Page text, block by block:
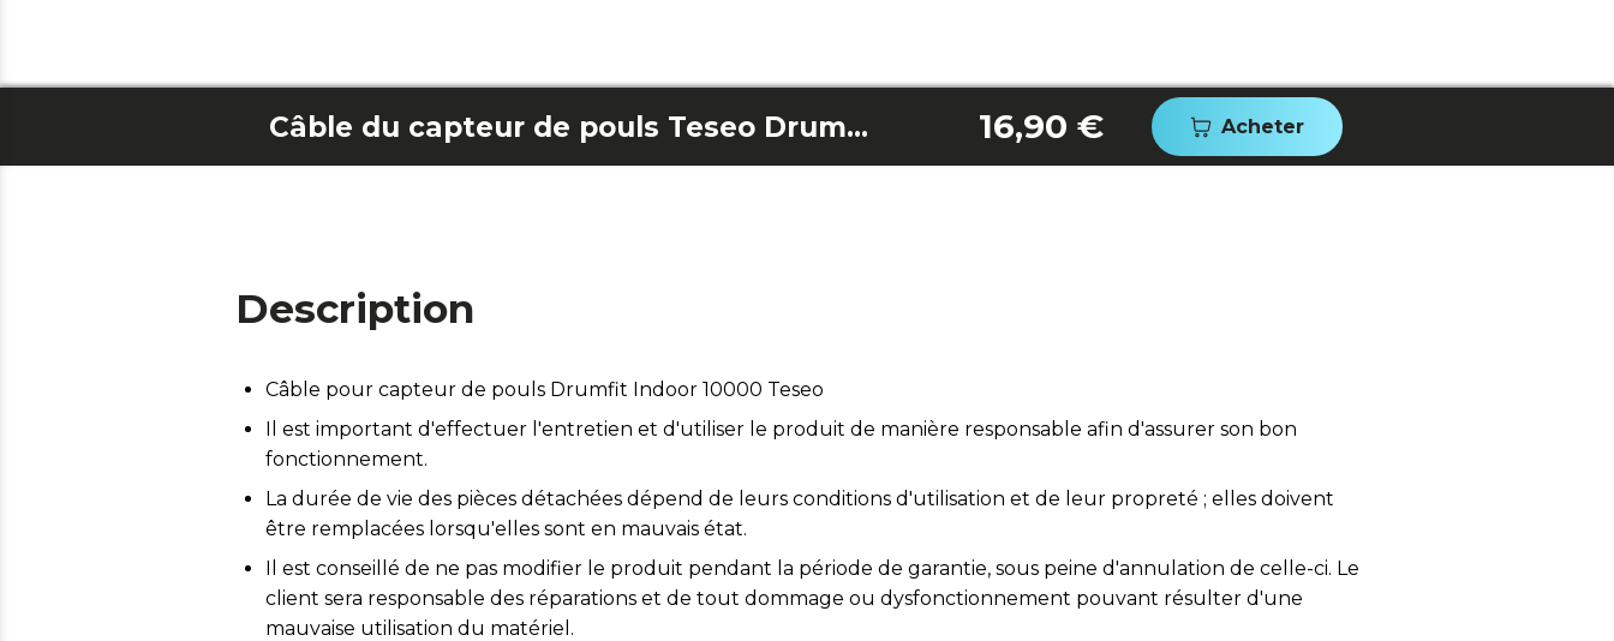
Câble du capteur de pouls Teseo Drumfit Indoor 10000 16,90 € Acheter
Description
Câble pour capteur de pouls Drumfit Indoor 10000 Teseo
Il est important d'effectuer l'entretien et d'utiliser le produit de manière responsable afin d'assurer son bon
fonctionnement.
La durée de vie des pièces détachées dépend de leurs conditions d'utilisation et de leur propreté ; elles doivent
être remplacées lorsqu'elles sont en mauvais état.
Il est conseillé de ne pas modifier le produit pendant la période de garantie, sous peine d'annulation de celle-ci. Le
client sera responsable des réparations et de tout dommage ou dysfonctionnement pouvant résulter d'une
mauvaise utilisation du matériel.